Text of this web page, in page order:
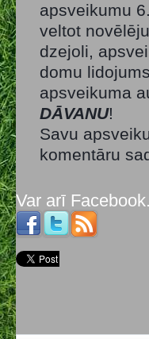
apsveikumu
veltot
dzejoli,
domu lidojums
apsveikuma
DĀVANU!
Savu
komentāru
Var arī